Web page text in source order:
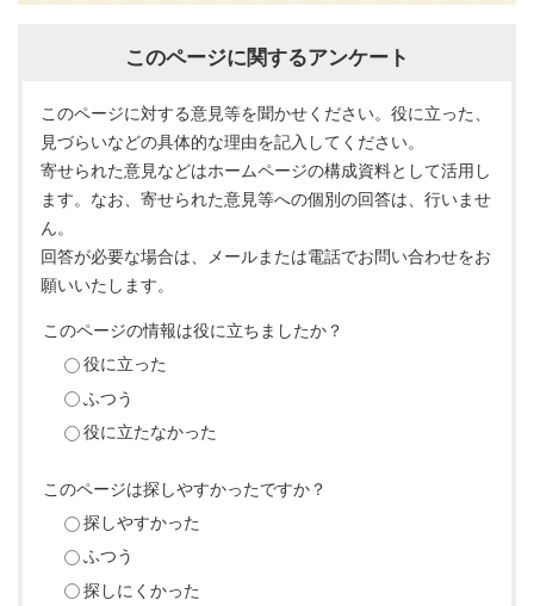
このページに関するアンケート
このページに対する意見等を聞かせください。役に立った、
見づらいなどの具体的な理由を記入してください。
寄せられた意見などはホームページの構成資料として活用し
ます。なお、寄せられた意見等への個別の回答は、行いませ
ん。
回答が必要な場合は、メールまたは電話でお問い合わせをお
願いいたします。
このページの情報は役に立ちましたか？
役に立った
ふつう
役に立たなかった
このページは探しやすかったですか？
探しやすかった
ふつう
探しにくかった